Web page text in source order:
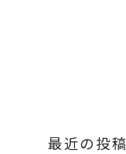
最近の投稿